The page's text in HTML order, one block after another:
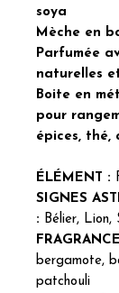
soya
Mèche en
Parfumée
naturelles
Boite en
pour
épices, thé,
ÉLÉMENT :
SIGNES
: Bélier,
bergamote,
patchouli